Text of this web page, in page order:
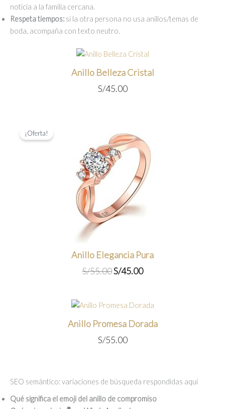
noticia a la familia cercana.
Respeta tiempos: si la otra persona no usa anillos/temas de
boda, acompaña con texto neutro.
Anillo Belleza Cristal
S/45.00
¡Oferta!
Anillo Elegancia Pura
S/55.00El
era:
S/45.00El
es:
Anillo Promesa Dorada
S/55.00
SEO semántico: variaciones de búsqueda respondidas aquí
Qué significa el emoji del anillo de compromiso